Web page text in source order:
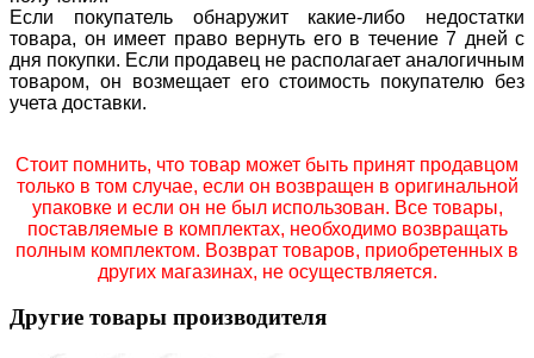
Если покупатель обнаружит какие-либо недостатки
товара, он имеет право вернуть его в течение 7 дней с
дня покупки. Если продавец не располагает аналогичным
товаром, он возмещает его стоимость покупателю без
учета доставки.
Стоит помнить, что товар может быть принят продавцом
только в том случае, если он возвращен в оригинальной
упаковке и если он не был использован. Все товары,
поставляемые в комплектах, необходимо возвращать
полным комплектом. Возврат товаров, приобретенных в
других магазинах, не осуществляется.
Другие товары производителя